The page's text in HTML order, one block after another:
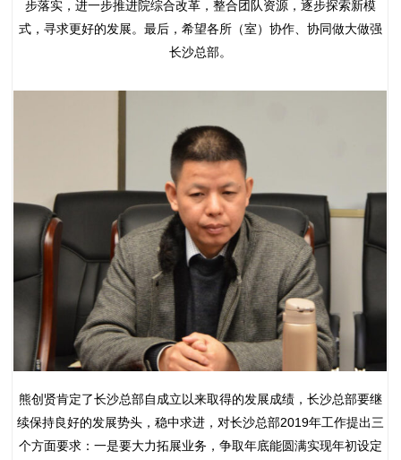
步落实，进一步推进院综合改革，整合团队资源，逐步探索新模
式，寻求更好的发展。最后，希望各所（室）协作、协同做大做强
长沙总部。
熊创贤肯定了长沙总部自成立以来取得的发展成绩，长沙总部要继
续保持良好的发展势头，稳中求进，对长沙总部2019年工作提出三
个方面要求：一是要大力拓展业务，争取年底能圆满实现年初设定